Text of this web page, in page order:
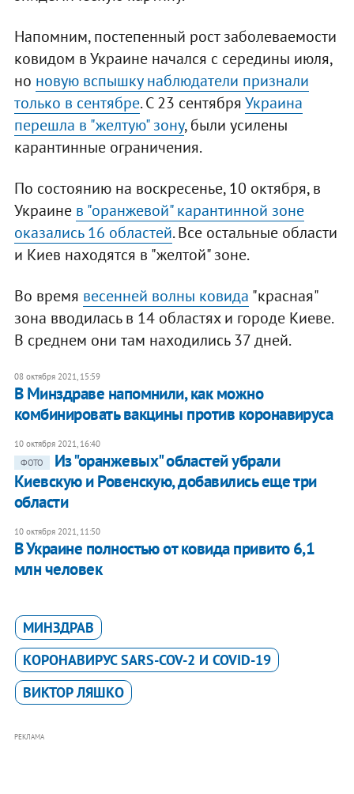
Напомним, постепенный рост заболеваемости
ковидом в Украине начался с середины июля,
но новую вспышку наблюдатели признали
только в сентябре. С 23 сентябряУкраина
перешла в "желтую" зону, были усилены
карантинные ограничения.
По состоянию на воскресенье, 10 октября, в
Украине в "оранжевой" карантинной зоне
оказались 16 областей. Все остальные области
и Киев находятся в "желтой" зоне.
Во время весенней волны ковида "красная"
зона вводилась в 14 областях и городе Киеве.
В среднем они там находились 37 дней.
08 октября 2021, 15:59
В Минздраве напомнили, как можно
комбинировать вакцины против коронавируса
10 октября 2021, 16:40
ФОТО
Из "оранжевых" областей убрали
Киевскую и Ровенскую, добавились еще три
области
10 октября 2021, 11:50
В Украине полностью от ковида привито 6,1
млн человек
МИНЗДРАВ
КОРОНАВИРУС SARS-COV-2 И COVID-19
ВИКТОР ЛЯШКО
РЕКЛАМА